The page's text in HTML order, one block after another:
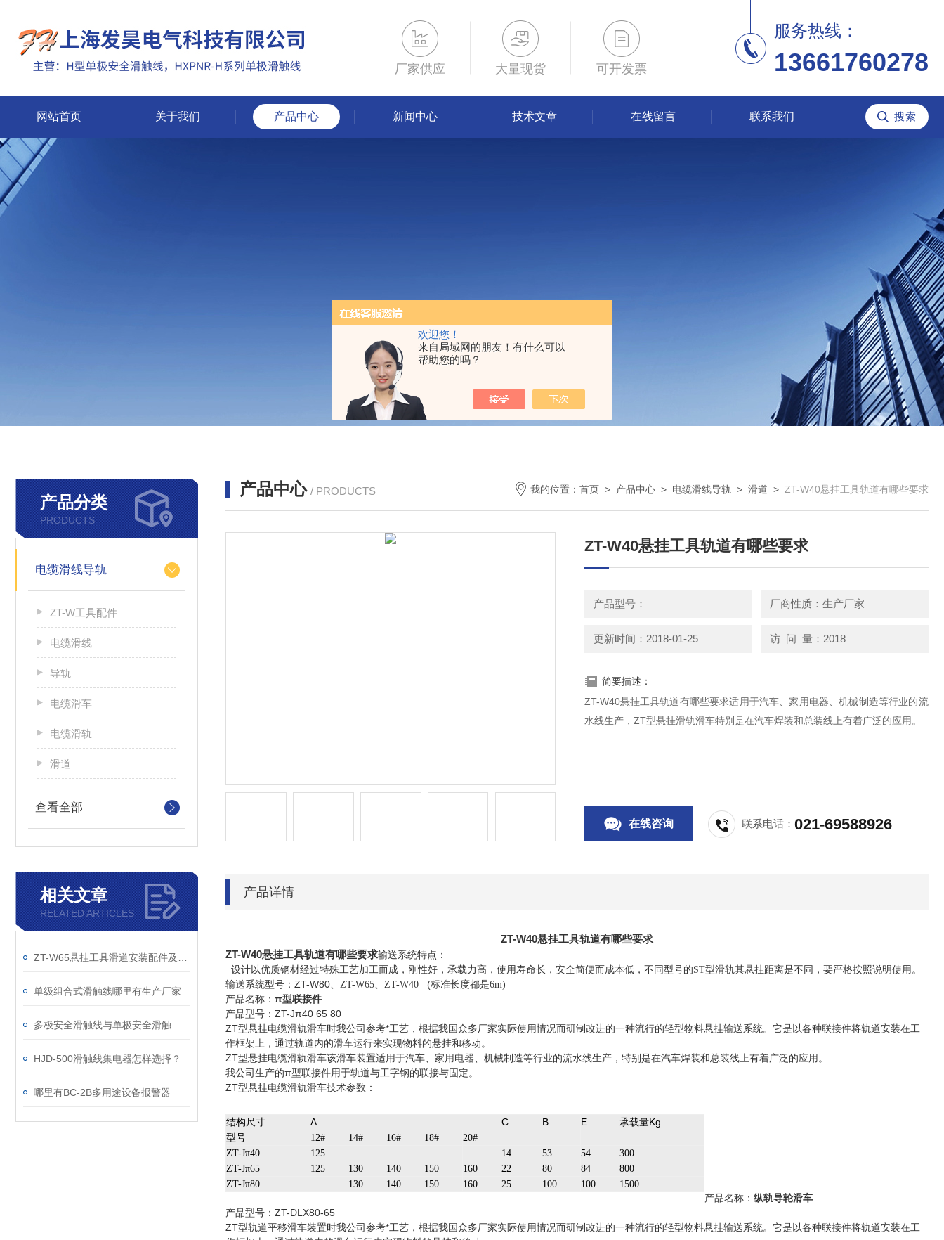
欢迎您！
来自局域网的朋友！有什么可以
帮助您的吗？
厂家供应 大量现货 可开发票
服务热线：
13661760278
网站首页 关于我们 产品中心 新闻中心 技术文章 在线留言 联系我们
产品分类
PRODUCTS
电缆滑线导轨
ZT-W工具配件
电缆滑线
导轨
电缆滑车
电缆滑轨
滑道
查看全部
相关文章
RELATED ARTICLES
单级组合式滑触线哪里有生产厂家
HJD-500滑触线集电器怎样选择？
哪里有BC-2B多用途设备报警器
产品中心 / PRODUCTS 我的位置： 首页 > 产品中心 > 电缆滑线导轨 > 滑道 > ZT-W40悬挂工具轨道有哪些要求
ZT-W40悬挂工具轨道有哪些要求
产品型号： 厂商性质：生产厂家
更新时间：2018-01-25 访 问 量：2018
简要描述：
ZT-W40悬挂工具轨道有哪些要求适用于汽车、家用电器、机械制造等行业的流
水线生产，ZT型悬挂滑轨滑车特别是在汽车焊装和总装线上有着广泛的应用。
在线咨询 联系电话：021-69588926
产品详情
ZT-W40悬挂工具轨道有哪些要求
ZT-W40悬挂工具轨道有哪些要求输送系统特点：
设计以优质钢材经过特殊工艺加工而成，刚性好，承载力高，使用寿命长，安全简便而成本低，不同型号的ST型滑轨其悬挂距离是不同，要严格按照说明使用。
输送系统型号：ZT-W80、 ZT-W65 ZT-W40 (标准长度都是6m)
产品名称： π型联接件
产品型号：ZT-Jπ40 65 80
ZT型悬挂电缆滑轨滑车时我公司参考*工艺，根据我国众多厂家实际使用情况而研制改进的一种流行的轻型物料悬挂输送系统。它是以各种联接件将轨道安装在工
作框架上，通过轨道内的滑车运行来实现物料的悬挂和移动。
ZT型悬挂电缆滑轨滑车该滑车装置适用于汽车、家用电器、机械制造等行业的流水线生产，特别是在汽车焊装和总装线上有着广泛的应用。
我公司生产的π型联接件用于轨道与工字钢的联接与固定。
ZT型悬挂电缆滑轨滑车技术参数：
结构尺寸 A C B E
承载量Kg
型号
12# 14# 16# 18#
20#
ZT-Jπ40
125 14 53 54
300
ZT-Jπ65
125 130 140 150 160 22 80 84
800
ZT-Jπ80
130 140 150 160 25 100 100 1500
产品名称： 纵轨导轮滑车
产品型号：ZT-DLX80-65
ZT型轨道平移滑车装置时我公司参考*工艺，根据我国众多厂家实际使用情况而研制改进的一种流行的轻型物料悬挂输送系统。它是以各种联接件将轨道安装在工